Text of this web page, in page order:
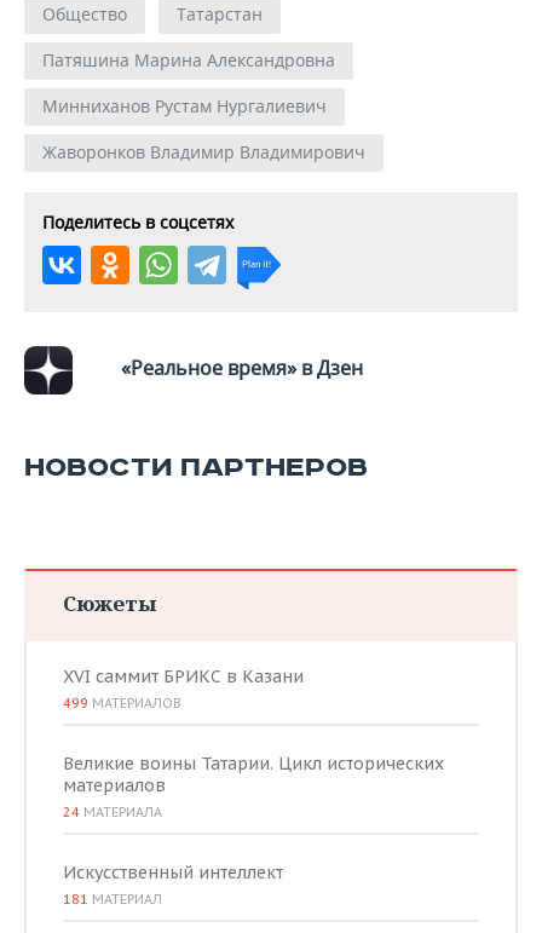
Общество
Татарстан
Патяшина Марина Александровна
Минниханов Рустам Нургалиевич
Жаворонков Владимир Владимирович
Поделитесь в соцсетях
«Реальное время» в Дзен
НОВОСТИ ПАРТНЕРОВ
Сюжеты
XVI саммит БРИКС в Казани
499 МАТЕРИАЛОВ
Великие воины Татарии. Цикл исторических
материалов
24 МАТЕРИАЛА
Искусственный интеллект
181 МАТЕРИАЛ